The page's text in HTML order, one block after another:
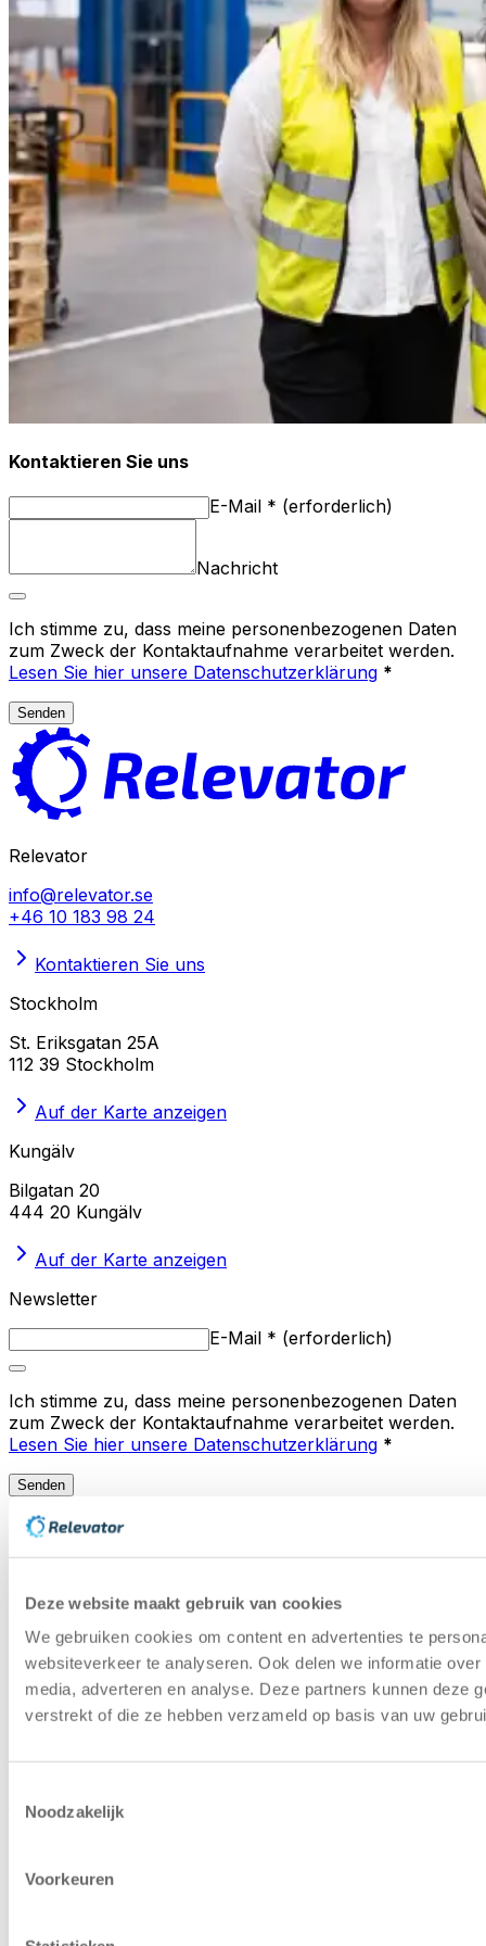
Deze website maakt gebruik van cookies
We gebruiken cookies om content en advertenties te
websiteverkeer te analyseren. Ook delen we informatie
media, adverteren en analyse. Deze partners kunnen deze
verstrekt of die ze hebben verzameld op basis van uw
Noodzakelijk
Voorkeuren
Kontaktieren Sie uns
E-Mail * (erforderlich)
Nachricht
Ich stimme zu, dass meine personenbezogenen Daten
zum Zweck der Kontaktaufnahme verarbeitet werden.
Lesen Sie hier unsere Datenschutzerklärung *
Senden
Relevator
info@relevator.se
+46 10 183 98 24
Kontaktieren Sie uns
Stockholm
St. Eriksgatan 25A
112 39 Stockholm
Auf der Karte anzeigen
Kungälv
Bilgatan 20
444 20 Kungälv
Auf der Karte anzeigen
Newsletter
E-Mail * (erforderlich)
Ich stimme zu, dass meine personenbezogenen Daten
zum Zweck der Kontaktaufnahme verarbeitet werden.
Lesen Sie hier unsere Datenschutzerklärung *
Senden
Hilfe-Center
ReferenzenKundenbeispiel im Bereich der
Lagerautomation für Gebrauchtgeräte
KapazitätscheckBerechnen Sie, wie viel Platz Sie
mit einem Lagerlift sparen können
vorbehalten |Datenschutzerklärung|Allgemeine
bewerten| Priorisierung bei kommenden Maschinen